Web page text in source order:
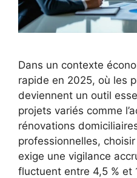
Dans un contexte
rapide en 2025, où les
deviennent un outil
projets variés comme
rénovations
professionnelles,
exige une vigilance
fluctuent entre 4,5 % et